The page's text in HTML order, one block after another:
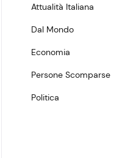
Attualità Italiana
Dal Mondo
Economia
Persone Scomparse
Politica